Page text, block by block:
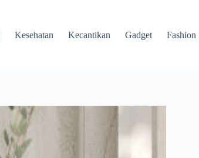
Kesehatan Kecantikan Gadget Fashion